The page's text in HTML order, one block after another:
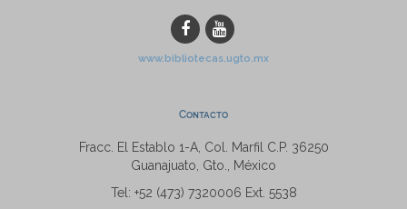
www.bibliotecas.ugto.mx
Contacto
Fracc. El Establo 1-A, Col. Marfil C.P. 36250
Guanajuato, Gto., México
Tel: +52 (473) 7320006 Ext. 5538